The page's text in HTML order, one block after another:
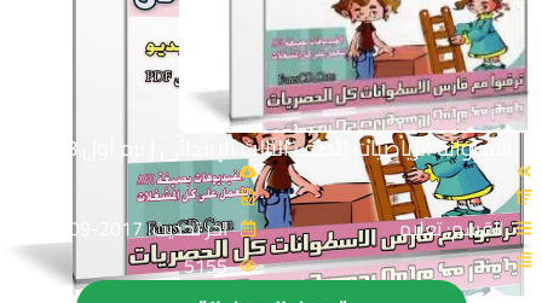
اسطوانة الرياضيات للصف الثالث الإبتدائى | ترم أول 2018
القسم: تعليم
اخر تحديث: 2017-09-12
5155